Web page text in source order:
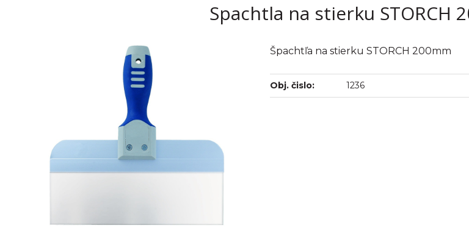
Spachtla na stierku STORCH
Špachtľa na stierku STORCH 200mm
Obj. čislo: 1236